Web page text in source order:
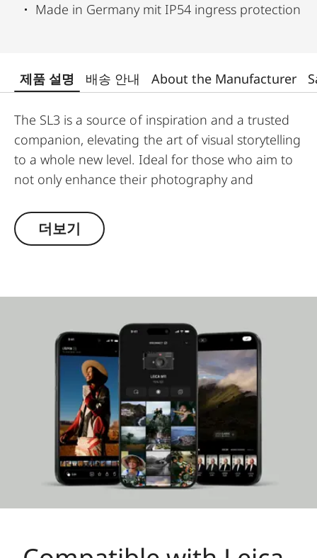
Made in Germany mit IP54 ingress protection
제품 설명 배송 안내 About the Manufacturer
The SL3 is a source of inspiration and a trusted
companion, elevating the art of visual storytelling
to a whole new level. Ideal for those who aim to
not only enhance their photography and
own the moment, and fully immerse themselves
in the joy of the creative process with a Leica.
quality and precision, uniquely combining
design with the renowned craftsmanship
synonymous with the Leica brand for more than
더보기